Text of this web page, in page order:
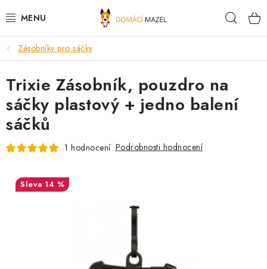
na
DOPORUČUJEME
VÝPRODEJ SKLADU
PSI
KOČKY
KONĚ
Zásobníky pro sáčky
Trixie Zásobník, pouzdro na
sáčky plastový + jedno balení
sáčků
1 hodnocení Podrobnosti hodnocení
14 %